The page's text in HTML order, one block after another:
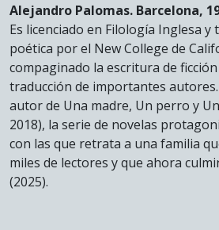
Alejandro Palomas. Barcelona,
Es licenciado en Filología Inglesa
poética por el New College de
compaginado la escritura de
traducción de importantes
autor de Una madre, Un perro y
2018), la serie de novelas
con las que retrata a una familia
miles de lectores y que ahora
(2025).